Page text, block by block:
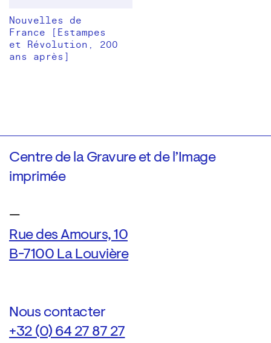
Nouvelles de
France [Estampes
et Révolution, 200
ans après]
Centre de la Gravure et de l’Image
imprimée
—
Rue des Amours, 10
B-7100 La Louvière
Nous contacter
+32 (0) 64 27 87 27